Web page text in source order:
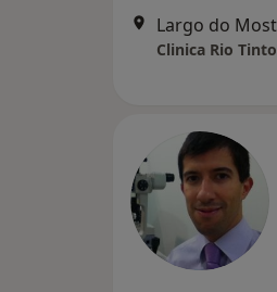
Clinica Rio Tinto